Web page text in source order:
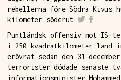
rebellerna före Södra Kivus
kilometer söderut
Puntländsk offensiv mot IS-
i 250 kvadratkilometer land
erövrat sedan den 31
terrorister dödade senaste
informationsminister